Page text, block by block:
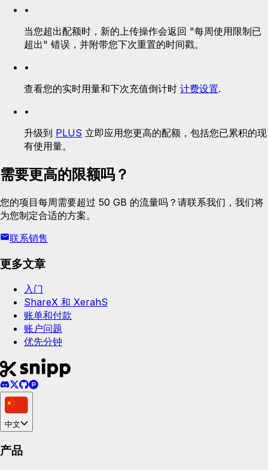
•
当您超出配额时，新的上传操作会返回 "每周使用限制已
超出" 错误，并附带您下次重置的时间戳。
•
查看您的实时用量和下次充值倒计时 计费设置.
•
升级到 PLUS 立即应用您更高的配额，包括您已累积的现
有使用量。
需要更高的限额吗？
您的项目每周需要超过 50 GB 的流量吗？请联系我们，我们将
为您制定合适的方案。
联系销售
更多文章
入门
ShareX 和 XerahS
账单和付款
账户问题
优先分钟
中文
产品